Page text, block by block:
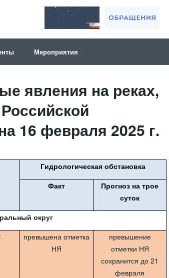
Мероприятия
явления на реках,
16 февраля 2025 г.
Гидрологическая обстановка
Факт
Прогноз на трое
суток
округ
превышена отметка
НЯ
превышение
отметки НЯ
сохранится до 21
февраля